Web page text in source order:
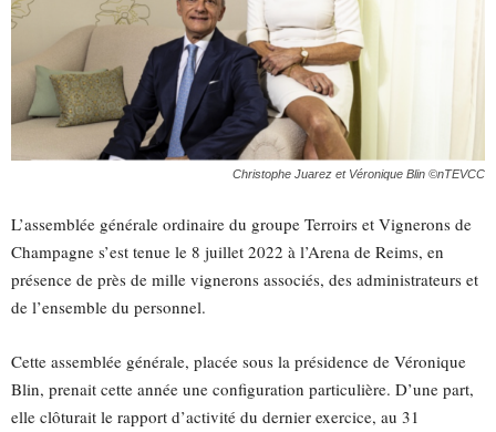
Christophe Juarez et Véronique Blin ©nTEVCC
L’assemblée générale ordinaire du groupe Terroirs et Vignerons de
Champagne s’est tenue le 8 juillet 2022 à l’Arena de Reims, en
présence de près de mille vignerons associés, des administrateurs et
de l’ensemble du personnel.
Cette assemblée générale, placée sous la présidence de Véronique
Blin, prenait cette année une configuration particulière. D’une part,
elle clôturait le rapport d’activité du dernier exercice, au 31